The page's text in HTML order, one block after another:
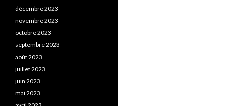
décembre 2023
novembre 2023
octobre 2023
septembre 2023
août 2023
juillet 2023
juin 2023
mai 2023